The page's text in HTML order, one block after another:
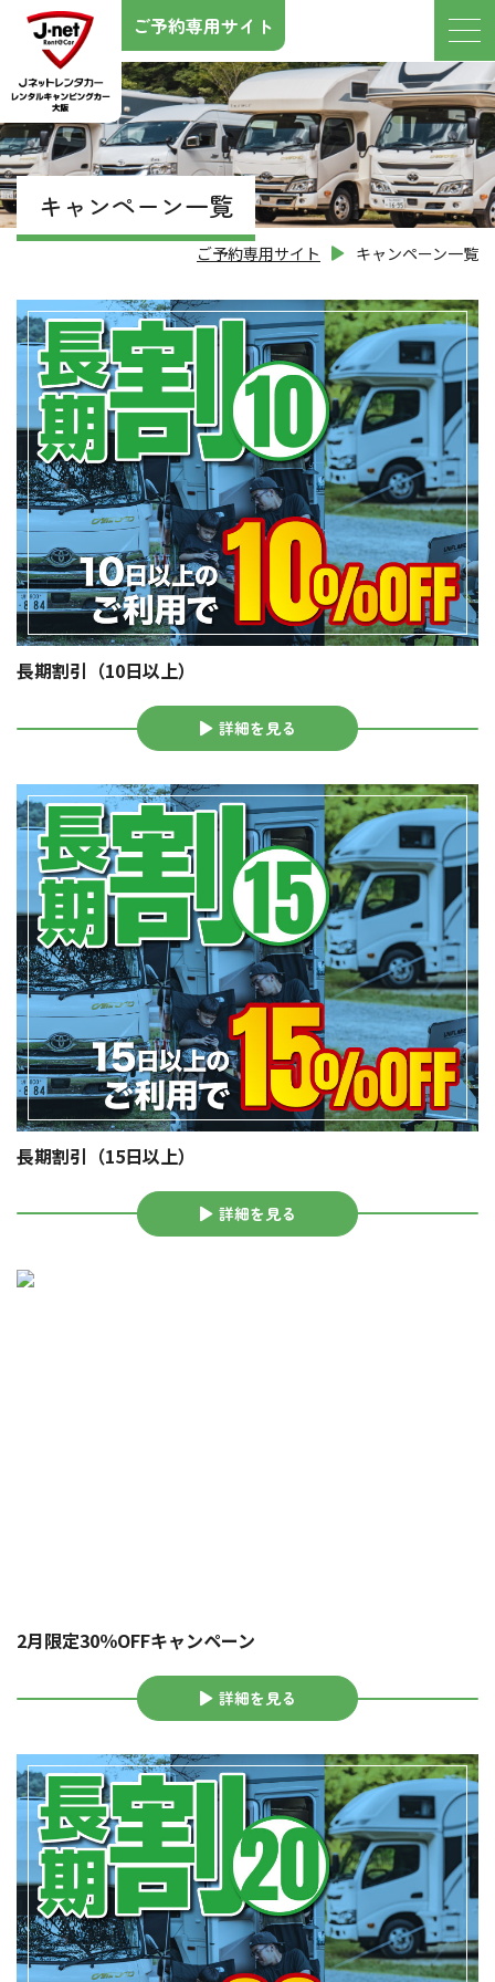
ご予約専用サイト
キャンペーン一覧
ご予約専用サイト キャンペーン一覧
長期割引（10日以上）
詳細を見る
長期割引（15日以上）
詳細を見る
2月限定30％OFFキャンペーン
詳細を見る